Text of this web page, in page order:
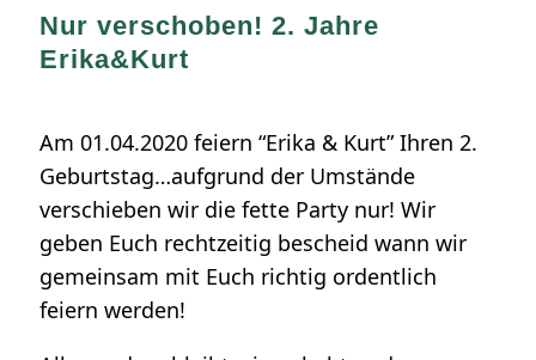
Nur verschoben! 2. Jahre
Erika&Kurt
Am 01.04.2020 feiern “Erika & Kurt” Ihren 2.
Geburtstag…aufgrund der Umstände
verschieben wir die fette Party nur! Wir
geben Euch rechtzeitig bescheid wann wir
gemeinsam mit Euch richtig ordentlich
feiern werden!